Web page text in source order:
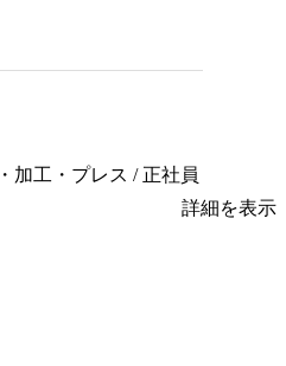
加工・プレス / 正社員
詳細を表示